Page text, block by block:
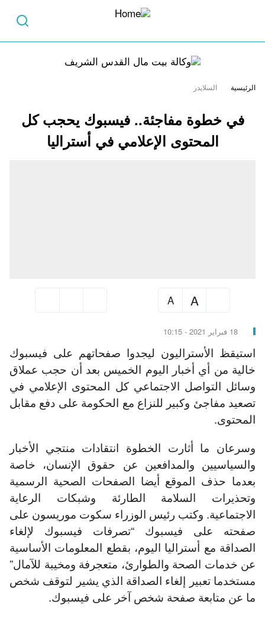
الرئيسية السلايدر
في خطوة مفاجئة.. فيسبوك يحجب كل
المحتوى الإعلامي في أستراليا
استيقظ الأستراليون ليجدوا صفحاتهم على فيسبوك
خالية من أي أخبار اليوم الخميس بعد أن حجب عملاق
وسائل التواصل الاجتماعي كل المحتوى الإعلامي في
تصعيد مفاجئ وكبير للنزاع مع الحكومة على دفع مقابل
المحتوى.
وسرعان ما أثارت الخطوة انتقادات منتجي الأخبار
والسياسيين والمدافعين عن حقوق الإنسان، خاصة
بعدما حذف الموقع أيضا الصفحات الصحية الرسمية
وتحذيرات السلامة الطارئة وشبكات الرعاية
الاجتماعية. وكتب رئيس الوزراء سكوت موريسون على
صفحته على فيسبوك “تصرفات فيسبوك لإلغاء
الصداقة مع أستراليا اليوم، بقطع المعلومات الأساسية
عن خدمات الصحة والطوارئ، متعجرفة ومخيبة للآمال”
مستخدما تعبير إلغاء الصداقة الذي يشير لتوقف شخص
ما عن متابعة صفحة شخص آخر على فيسبوك.
A
A